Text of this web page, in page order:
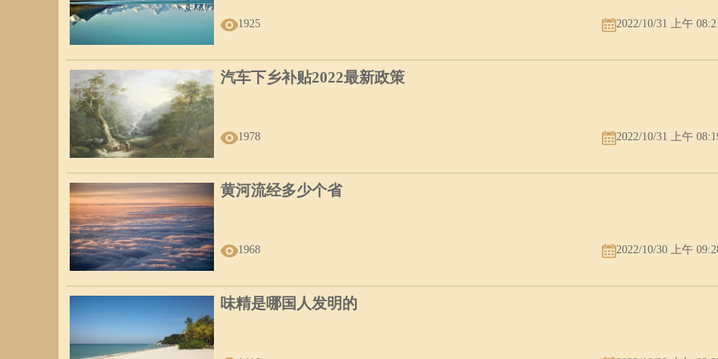
1925 2022/10/31 上午
汽车下乡补贴2022最新政策
1978 2022/10/31 上午
黄河流经多少个省
1968 2022/10/30 上午
味精是哪国人发明的